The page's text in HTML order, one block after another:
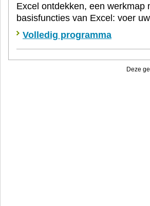
Excel ontdekken, een werkmap
basisfuncties van Excel: voer
Volledig programma
Deze